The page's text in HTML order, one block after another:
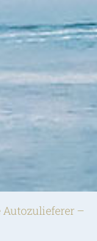
Autozulieferer –